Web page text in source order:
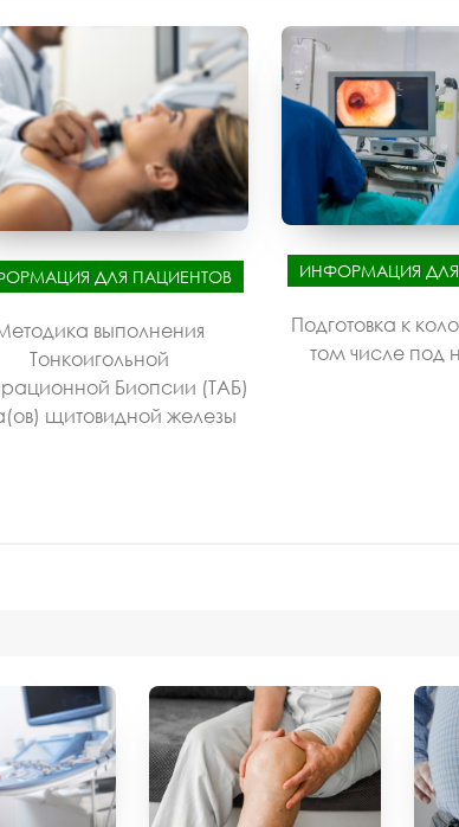
ДЛЯ ПАЦИЕНТОВ
выполнения
Тонкоигольной
Биопсии (ТАБ)
щитовидной железы
ИНФОРМАЦИЯ
Подготовка к
том числе под